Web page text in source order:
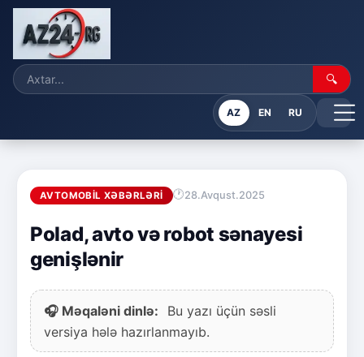
🔍
AZ EN RU
AVTOMOBIL XƏBƏRLƏRI 28.Avqust.2025
Polad, avto və robot sənayesi
genişlənir
🎧 Məqaləni dinlə:
Bu yazı üçün səsli
versiya hələ hazırlanmayıb.